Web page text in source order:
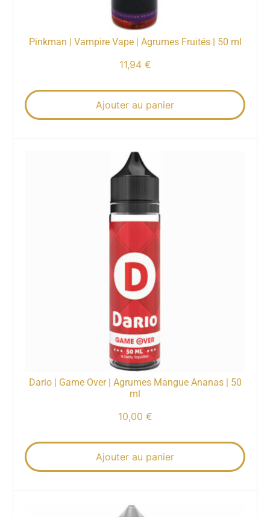
Pinkman | Vampire Vape | Agrumes Fruités | 50 ml
11,94 €
Ajouter au panier
Dario | Game Over | Agrumes Mangue Ananas | 50
ml
10,00 €
Ajouter au panier